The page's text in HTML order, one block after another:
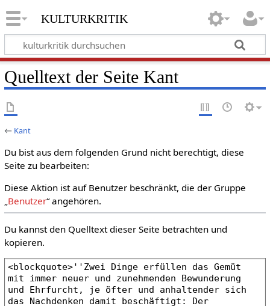
kulturkritik
Quelltext der Seite Kant
← Kant
Du bist aus dem folgenden Grund nicht berechtigt, diese
Seite zu bearbeiten:
Diese Aktion ist auf Benutzer beschränkt, die der Gruppe
„Benutzer“ angehören.
Du kannst den Quelltext dieser Seite betrachten und
kopieren.